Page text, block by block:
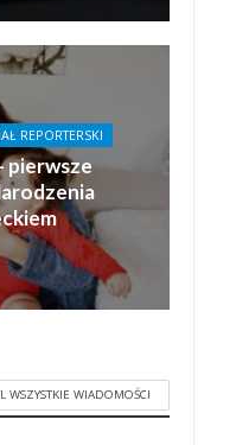
REPORTERSKI
pierwsze
WSZYSTKIE WIADOMOŚCI